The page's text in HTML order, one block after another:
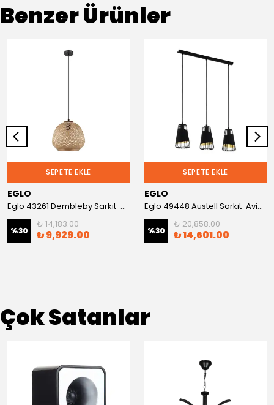
Benzer Ürünler
SEPETE EKLE
EGLO
Eglo 43261 Dembleby Sarkıt-Avize
%30
₺ 14,183.00
₺ 9,929.00
SEPETE EKLE
EGLO
Eglo 49448 Austell Sarkıt-Avize
%30
₺ 20,858.00
₺ 14,601.00
Çok Satanlar